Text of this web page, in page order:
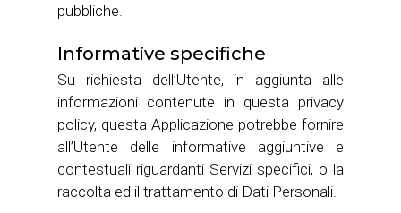
pubbliche.
Informative specifiche
Su richiesta dell’Utente, in aggiunta alle
informazioni contenute in questa privacy
policy, questa Applicazione potrebbe fornire
all’Utente delle informative aggiuntive e
contestuali riguardanti Servizi specifici, o la
raccolta ed il trattamento di Dati Personali.